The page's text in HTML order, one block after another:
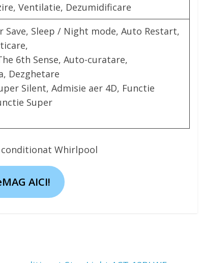
Ventilatie, Dezumidificare
Save, Sleep / Night mode, Auto Restart,
6th Sense, Auto-curatare,
Dezghetare
Silent, Admisie aer 4D, Functie
Super
Whirlpool
AICI!